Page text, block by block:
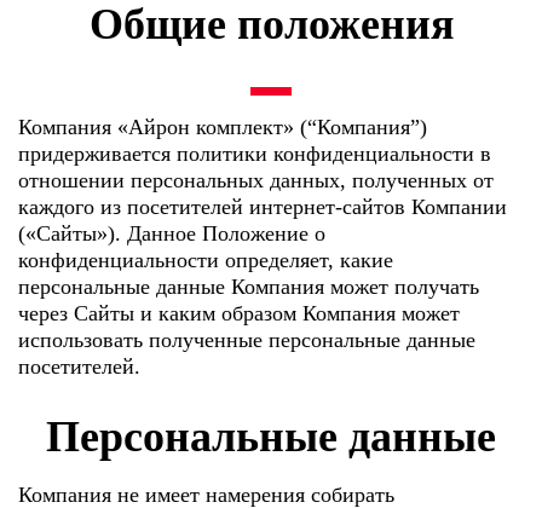
Общие положения
Компания «Айрон комплект» (“Компания”)
придерживается политики конфиденциальности в
отношении персональных данных, полученных от
каждого из посетителей интернет-сайтов Компании
(«Сайты»). Данное Положение о
конфиденциальности определяет, какие
персональные данные Компания может получать
через Сайты и каким образом Компания может
использовать полученные персональные данные
посетителей.
Персональные данные
Компания не имеет намерения собирать